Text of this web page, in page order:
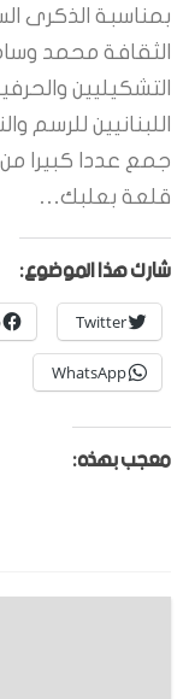
بمناسبة الذكرى
الثقافة محمد
التشكيليين
اللبنانيين للرسم
جمع عددا كبيرا من
قلعة بعلبك…
شارك هذا الموضوع:
Twitter
WhatsApp
معجب بهذه: